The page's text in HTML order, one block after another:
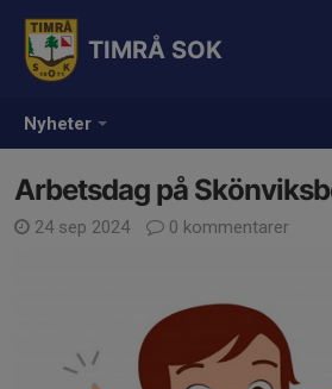
Nyheter
TIMRÅ SOK
Arbetsdag på
24 sep 2024 0 kommentarer